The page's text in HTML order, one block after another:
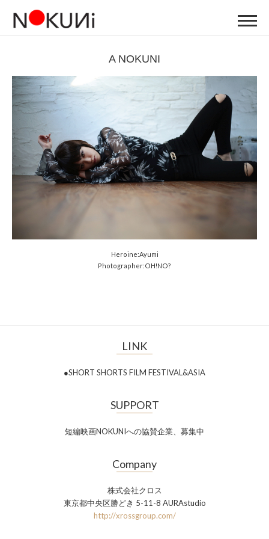
A NOKUNI
Heroine:Ayumi
Photographer:OH!NO?
LINK
●SHORT SHORTS FILM FESTIVAL&ASIA
SUPPORT
短編映画NOKUNIへの協賛企業、募集中
Company
株式会社クロス
東京都中央区勝どき 5-11-8 AURAstudio
http://xrossgroup.com/